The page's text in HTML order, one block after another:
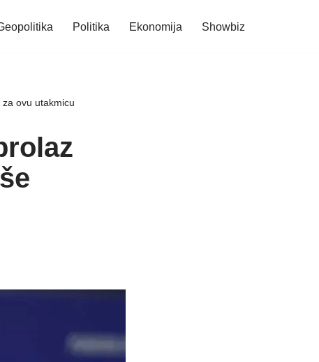
Politika Ekonomija Showbiz
ovu utakmicu